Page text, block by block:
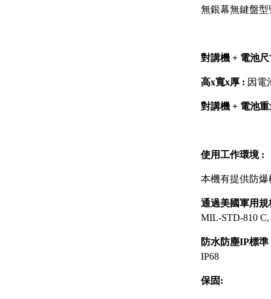
無銀幕無鍵盤型
對講機 + 電池
高x寬x厚 : 因電
對講機 + 電池
使用工作環境 :
本機有提供防爆
通過美國軍用規
MIL-STD-810 C,
防水防塵IP標準
IP68
保固: